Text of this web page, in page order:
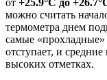
можно считать
термометра днем
самые
отступает, и
высоких отметках.